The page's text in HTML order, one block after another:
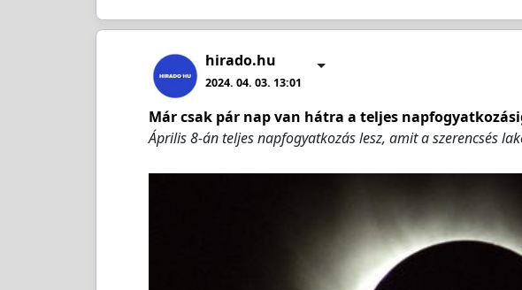
hirado.hu
2024. 04. 03. 13:01
Már csak pár nap van hátra a teljes
Április 8-án teljes napfogyatkozás lesz, amit a szerencsés